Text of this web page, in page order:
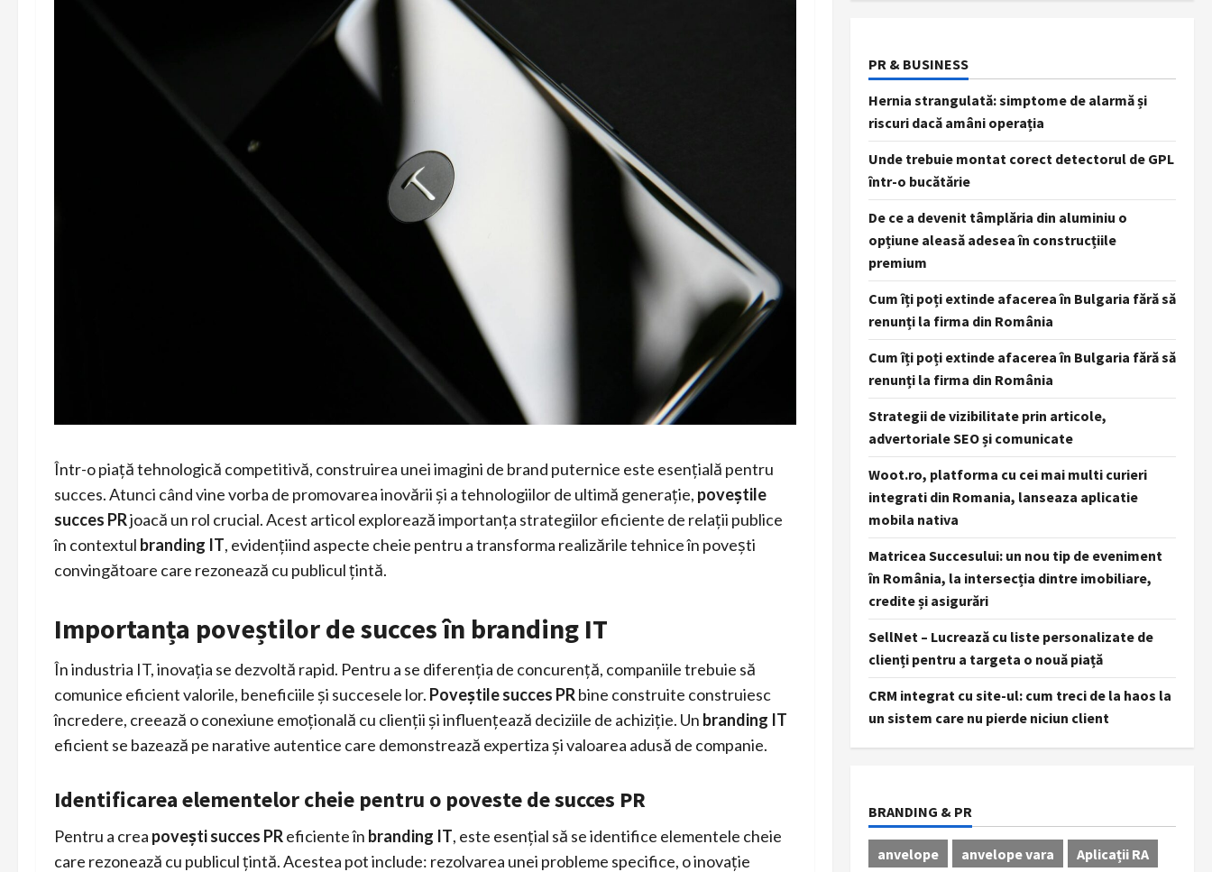
Într-o piață tehnologică competitivă, construirea unei imagini de brand puternice este esențială pentru
succes. Atunci când vine vorba de promovarea inovării și a tehnologiilor de ultimă generație, poveștile
succes PRjoacă un rol crucial. Acest articol explorează importanța strategiilor eficiente de relații publice
în contextul branding IT, evidențiind aspecte cheie pentru a transforma realizările tehnice în povești
convingătoare care rezonează cu publicul țintă.
Importanța poveștilor de succes în branding IT
În industria IT, inovația se dezvoltă rapid. Pentru a se diferenția de concurență, companiile trebuie să
comunice eficient valorile, beneficiile și succesele lor. Poveștile succes PRbine construite construiesc
încredere, creează o conexiune emoțională cu clienții și influențează deciziile de achiziție. Un branding IT
eficient se bazează pe narative autentice care demonstrează expertiza și valoarea adusă de companie.
Identificarea elementelor cheie pentru o poveste de succes PR
Pentru a crea povești succes PReficiente în branding IT, este esențial să se identifice elementele cheie
care rezonează cu publicul țintă. Acestea pot include: rezolvarea unei probleme specifice, o inovație
PR & BUSINESS
Hernia strangulată: simptome de alarmă și
riscuri dacă amâni operația
Unde trebuie montat corect detectorul de GPL
într-o bucătărie
De ce a devenit tâmplăria din aluminiu o
opțiune aleasă adesea în construcțiile
premium
Cum îți poți extinde afacerea în Bulgaria fără să
renunți la firma din România
Cum îți poți extinde afacerea în Bulgaria fără să
renunți la firma din România
Strategii de vizibilitate prin articole,
advertoriale SEO și comunicate
Woot.ro, platforma cu cei mai multi curieri
integrati din Romania, lanseaza aplicatie
mobila nativa
Matricea Succesului: un nou tip de eveniment
în România, la intersecția dintre imobiliare,
credite și asigurări
SellNet – Lucrează cu liste personalizate de
clienți pentru a targeta o nouă piață
CRM integrat cu site-ul: cum treci de la haos la
un sistem care nu pierde niciun client
BRANDING & PR
anvelope anvelope vara
Aplicații RA